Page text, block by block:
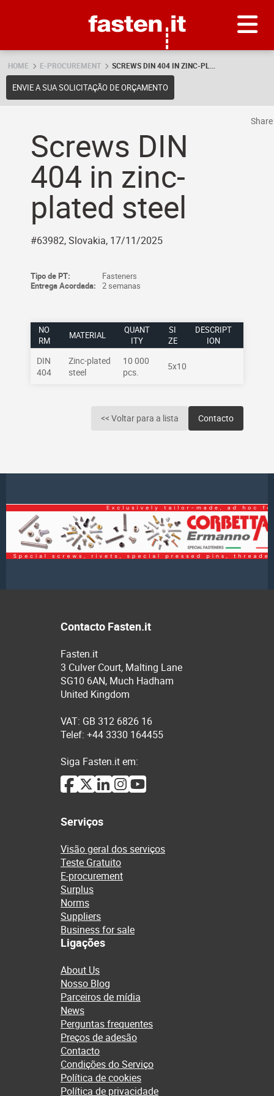
HOME E-PROCUREMENT SCREWS DIN 404 IN ZINC-PL...
ENVIE A SUA SOLICITAÇÃO DE ORÇAMENTO
Screws DIN
404 in zinc-
plated steel
#63982, Slovakia, 17/11/2025
Tipo de PT:
Fasteners
Entrega Acordada:
2 semanas
NO
RM
MATERIAL
QUANT
ITY
SI
ZE
DESCRIPT
ION
DIN
404
Zinc-plated
steel
10 000
pcs.
5x10
<< Voltar para a lista Contacto
Share
Contacto Fasten.it
Fasten.it
3 Culver Court, Malting Lane
SG10 6AN, Much Hadham
United Kingdom
VAT: GB 312 6826 16
Telef: +44 3330 164455
Siga Fasten.it em:
Serviços
Visão geral dos serviços
Teste Gratuito
E-procurement
Surplus
Norms
Suppliers
Business for sale
Ligações
About Us
Nosso Blog
Parceiros de mídia
News
Perguntas frequentes
Preços de adesão
Contacto
Condições do Serviço
Política de cookies
Política de privacidade